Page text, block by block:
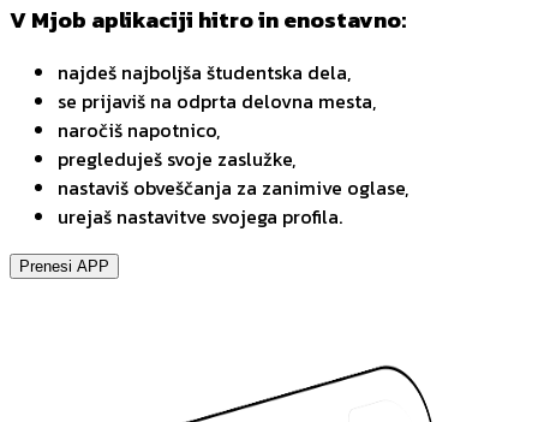
V Mjob aplikaciji hitro in enostavno:
najdeš najboljša študentska dela,
se prijaviš na odprta delovna mesta,
naročiš napotnico,
pregleduješ svoje zaslužke,
nastaviš obveščanja za zanimive oglase,
urejaš nastavitve svojega profila.
Prenesi APP